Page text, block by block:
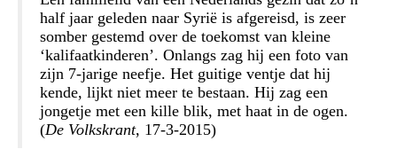
half jaar geleden naar Syrië is afgereisd, is zeer
somber gestemd over de toekomst van kleine
‘kalifaatkinderen’. Onlangs zag hij een foto van
zijn 7-jarige neefje. Het guitige ventje dat hij
kende, lijkt niet meer te bestaan. Hij zag een
jongetje met een kille blik, met haat in de ogen.
(De Volkskrant, 17-3-2015)